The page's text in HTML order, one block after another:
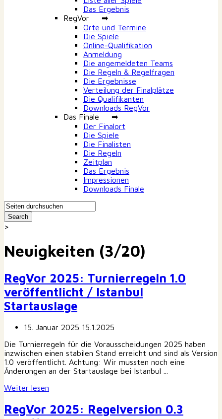
Das Ergebnis
RegVor ➡
Orte und Termine
Die Spiele
Online-Qualifikation
Anmeldung
Die angemeldeten Teams
Die Regeln & Regelfragen
Die Ergebnisse
Verteilung der Finalplätze
Die Qualifikanten
Downloads RegVor
Das Finale ➡
Der Finalort
Die Spiele
Die Finalisten
Die Regeln
Zeitplan
Das Ergebnis
Impressionen
Downloads Finale
>
Neuigkeiten (3/20)
RegVor 2025: Turnierregeln 1.0
veröffentlicht / Istanbul
Startauslage
15. Januar 2025 15.1.2025
Die Turnierregeln für die Vorausscheidungen 2025 haben
inzwischen einen stabilen Stand erreicht und sind als Version
1.0 veröffentlicht. Achtung: Wir mussten noch eine
Änderungen an der Startauslage bei Istanbul ...
Weiter lesen
RegVor 2025: Regelversion 0.3